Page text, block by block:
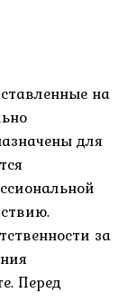
на
для
за
Перед